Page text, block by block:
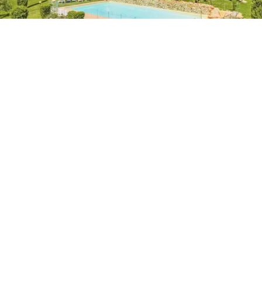
ovat moderneja ja toimivia. Jokaisesta asunnosta on